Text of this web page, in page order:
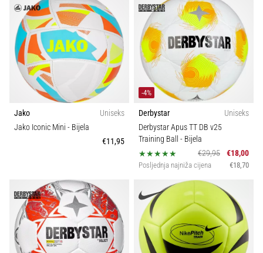
Jako
Uniseks
Jako Iconic Mini - Bijela
€11,95
-4%
Derbystar
Uniseks
Derbystar Apus TT DB v25
Training Ball - Bijela
€29,95
€18,00
Posljednja najniža cijena €18,70